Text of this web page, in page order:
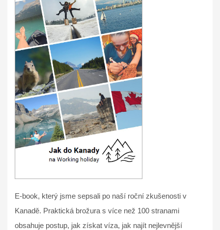
E-book, který jsme sepsali po naší roční zkušenosti v
Kanadě. Praktická brožura s více než 100 stranami
obsahuje postup, jak získat víza, jak najít nejlevnější